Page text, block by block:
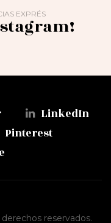
EXPRÉS
LinkedIn
Pinterest
reservados.